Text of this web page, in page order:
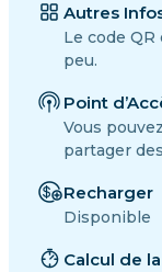
Autres
Le code
peu.
Point
Vous
partager
Recharger
Disponible
Calcul de